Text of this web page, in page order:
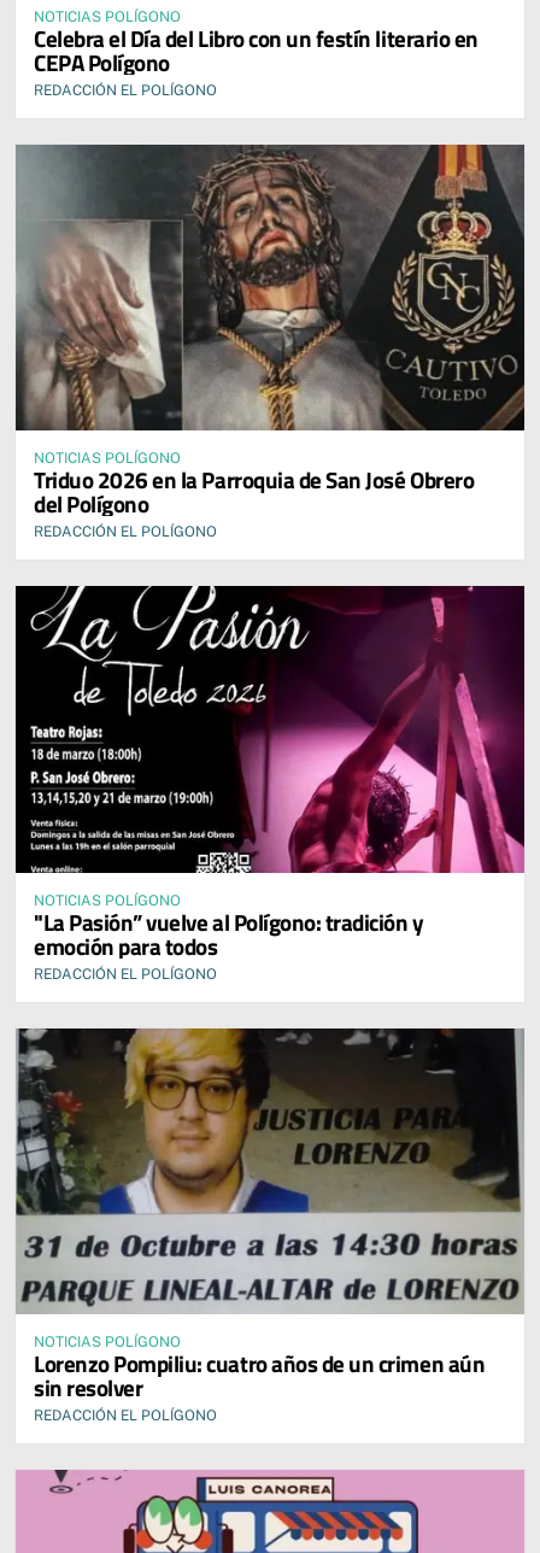
NOTICIAS POLÍGONO
Celebra el Día del Libro con un festín literario en
CEPA Polígono
REDACCIÓN EL POLÍGONO
NOTICIAS POLÍGONO
Triduo 2026 en la Parroquia de San José Obrero
del Polígono
REDACCIÓN EL POLÍGONO
NOTICIAS POLÍGONO
"La Pasión” vuelve al Polígono: tradición y
emoción para todos
REDACCIÓN EL POLÍGONO
NOTICIAS POLÍGONO
Lorenzo Pompiliu: cuatro años de un crimen aún
sin resolver
REDACCIÓN EL POLÍGONO